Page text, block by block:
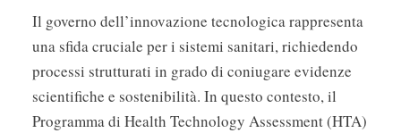
Il governo dell’innovazione tecnologica rappresenta
una sfida cruciale per i sistemi sanitari, richiedendo
processi strutturati in grado di coniugare evidenze
scientifiche e sostenibilità. In questo contesto, il
Programma di Health Technology Assessment (HTA)